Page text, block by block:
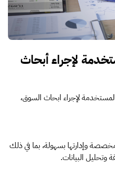
لإجراء أبحاث
لإجراء ابحاث السوق،
وإدارتها بسهولة، بما في ذلك
وتحليل البيانات.